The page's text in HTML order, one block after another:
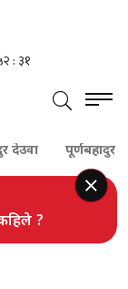
पूर्णबहादुर खड्का
?